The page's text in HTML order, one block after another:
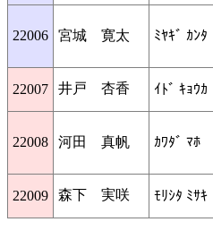
22006 宮城 寛太 ﾐﾔｷﾞ ｶﾝﾀ
22007 井戸 杏香 ｲﾄﾞ ｷｮｳｶ
22008 河田 真帆 ｶﾜﾀﾞ ﾏﾎ
22009 森下 実咲 ﾓﾘｼﾀ ﾐｻｷ